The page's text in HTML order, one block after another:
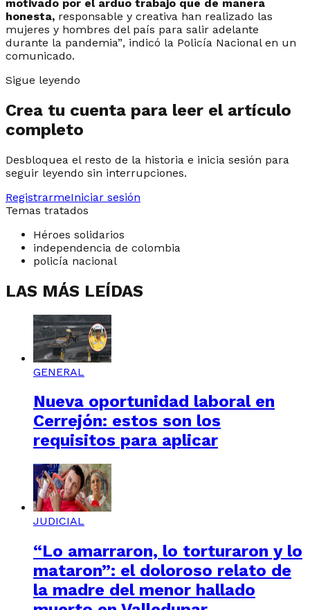
motivado por el arduo trabajo que de manera
honesta, responsable y creativa han realizado las
mujeres y hombres del país para salir adelante
durante la pandemia”, indicó la Policía Nacional en un
comunicado.
Sigue leyendo
Crea tu cuenta para leer el artículo
completo
Desbloquea el resto de la historia e inicia sesión para
seguir leyendo sin interrupciones.
RegistrarmeIniciar sesión
Temas tratados
Héroes solidarios
independencia de colombia
policía nacional
LAS MÁS LEÍDAS
GENERAL
Nueva oportunidad laboral en
Cerrejón: estos son los
requisitos para aplicar
JUDICIAL
“Lo amarraron, lo torturaron y lo
mataron”: el doloroso relato de
la madre del menor hallado